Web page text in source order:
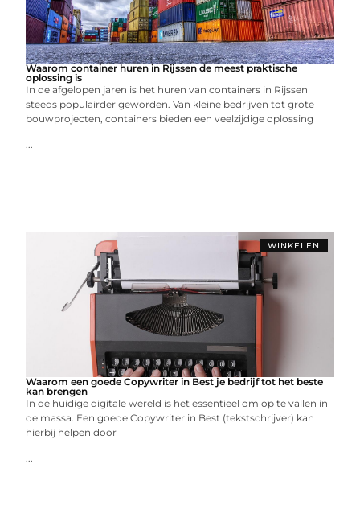
Waarom container huren in Rijssen de meest praktische
oplossing is
In de afgelopen jaren is het huren van containers in Rijssen
steeds populairder geworden. Van kleine bedrijven tot grote
bouwprojecten, containers bieden een veelzijdige oplossing
...
WINKELEN
Waarom een goede Copywriter in Best je bedrijf tot het beste
kan brengen
In de huidige digitale wereld is het essentieel om op te vallen in
de massa. Een goede Copywriter in Best (tekstschrijver) kan
hierbij helpen door
...